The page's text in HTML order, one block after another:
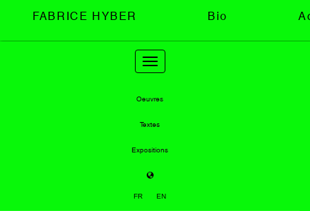
FABRICE HYBER Bio
Toggle
navigation
Oeuvres
Textes
Expositions
FR EN